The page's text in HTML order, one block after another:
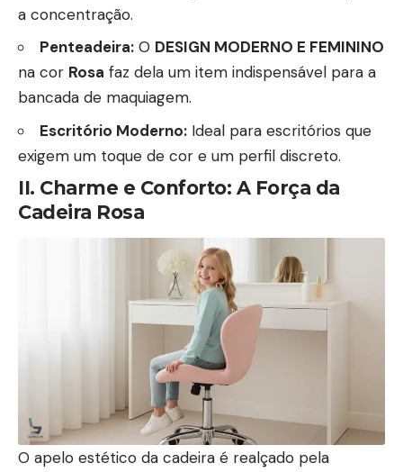
a concentração.
Penteadeira: O DESIGN MODERNO E FEMININO
na cor Rosa faz dela um item indispensável para a
bancada de maquiagem.
Escritório Moderno: Ideal para escritórios que
exigem um toque de cor e um perfil discreto.
II. Charme e Conforto: A Força da
Cadeira Rosa
O apelo estético da cadeira é realçado pela